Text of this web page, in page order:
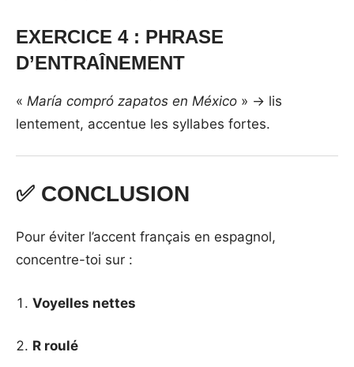
EXERCICE 4 : PHRASE
D’ENTRAÎNEMENT
« María compró zapatos en México » → lis
lentement, accentue les syllabes fortes.
✅ CONCLUSION
Pour éviter l’accent français en espagnol,
concentre-toi sur :
Voyelles nettes
R roulé